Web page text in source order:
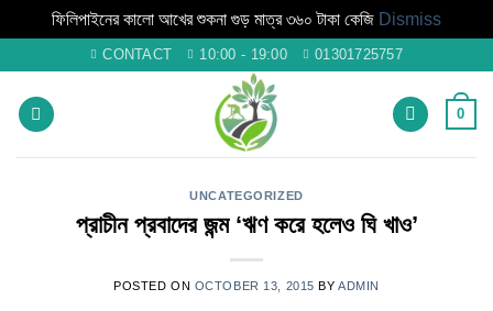
ফিলিপাইনের কালো আখের শুকনা গুড় মাত্র ৩৬০ টাকা কেজি Dismiss
content
CONTACT 10:00 - 19:00 01301725757
0
UNCATEGORIZED
প্রাচীন প্রবাদের জন্ম ‘ঋণ করে হলেও ঘি খাও’
POSTED ON OCTOBER 13, 2015 BY ADMIN